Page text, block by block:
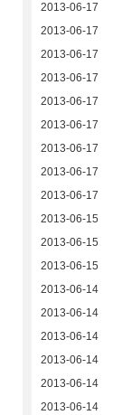
2013-06-17
2013-06-17
2013-06-17
2013-06-17
2013-06-17
2013-06-17
2013-06-17
2013-06-17
2013-06-17
2013-06-15
2013-06-15
2013-06-15
2013-06-14
2013-06-14
2013-06-14
2013-06-14
2013-06-14
2013-06-14